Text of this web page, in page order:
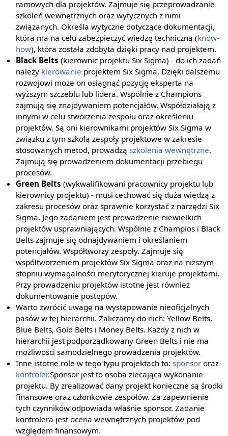
ramowych dla projektów. Zajmuje się przeprowadzanie
szkoleń wewnętrznych oraz wytycznych z nimi
związanych. Określa wytyczne dotyczące dokumentacji,
która ma na celu zabezpieczyć wiedzę techniczną (know-
how), która została zdobyta dzięki pracy nad projektem.
Black Belts (kierownic projektu Six Sigma) - do ich zadań
należy kierowanie projektem Six Sigma. Dzięki dalszemu
rozwojowi może on osiągnąć pozycję eksperta na
wyższym szczeblu lub lidera. Wspólnie z Champions
zajmują się znajdywaniem potencjałów. Współdziałają z
innymi w celu stworzenia zespołu oraz określeniu
projektów. Są oni kierownikami projektów Six Sigma w
związku z tym szkolą zespoły projektowe w zakresie
stosowanych metod, prowadząszkolenia wewnętrzne.
Zajmują się prowadzeniem dokumentacji przebiegu
procesów.
Green Belts (wykwalifikowani pracownicy projektu lub
kierownicy projektu) - musi cechować się duża wiedzą z
zakresu procesów oraz sprawnie korzystać z narzędzi Six
Sigma. Jego zadaniem jest prowadzenie niewielkich
projektów usprawniających. Wspólnie z Champios i Black
Belts zajmuje się odnajdywaniem i określaniem
potencjałów. Współtworzy zespoły. Zajmuje się
współtworzeniem projektów Six Sigma oraz na niższym
stopniu wymagalności merytorycznej kieruje projektami.
Przy prowadzeniu projektów istotne jest również
dokumentowanie postępów.
Warto zwrócić uwagę na występowanie nieoficjalnych
pasów w tej hierarchii. Zaliczamy do nich: Yellow Belts,
Blue Belts, Gold Belts i Money Belts. Każdy z nich w
hierarchii jest podporządkowany Green Belts i nie ma
możliwości samodzielnego prowadzenia projektów.
Inne istotne role w tego typu projektach to:sponsor oraz
kontroler.Sponsor jest to osoba zlecająca wykonanie
projektu. By zrealizować dany projekt konieczne są środki
finansowe oraz członkowie zespołów. Za zapewnienie
tych czynników odpowiada właśnie sponsor. Zadanie
kontrolera jest ocena wewnętrznych projektów pod
względem finansowym.